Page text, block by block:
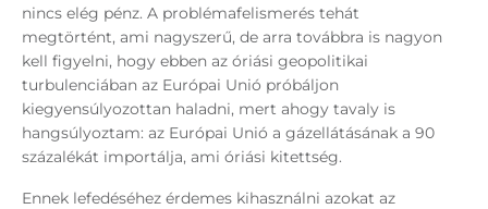
nincs elég pénz. A problémafelismerés tehát
megtörtént, ami nagyszerű, de arra továbbra is nagyon
kell figyelni, hogy ebben az óriási geopolitikai
turbulenciában az Európai Unió próbáljon
kiegyensúlyozottan haladni, mert ahogy tavaly is
hangsúlyoztam: az Európai Unió a gázellátásának a 90
százalékát importálja, ami óriási kitettség.
Ennek lefedéséhez érdemes kihasználni azokat az